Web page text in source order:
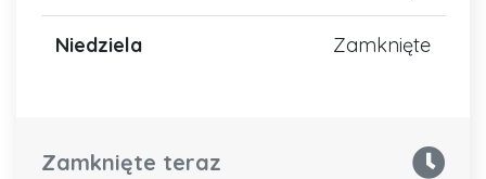
Niedziela Zamknięte
Zamknięte teraz